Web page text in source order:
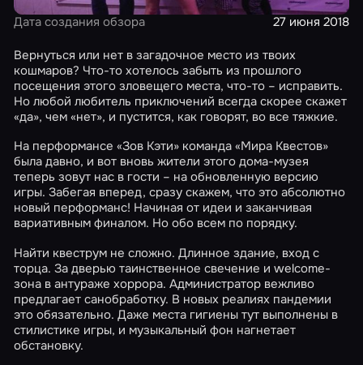
Дата создания обзора 27 июня 2018
Вернуться или нет в загадочное место из твоих
кошмаров? Что-то хотелось забыть из прошлого
посещения этого зловещего места, что-то – исправить.
Но любой любитель приключений всегда скорее скажет
«да», чем «нет», и пустится, как говорят, во все тяжкие.
На перформансе «Зов Кэти» команда «Мира Квестов»
была давно, и вот вновь жители этого дома-музея
теперь зовут нас в гости – на обновленную версию
игры. Забегая вперед, сразу скажем, что это абсолютно
новый перформанс! Начиная от идеи и заканчивая
вариативным финалом. Но обо всем по порядку.
Найти квеструм не сложно. Длинное здание, вход с
торца. За дверью таинственное свечение и welcome-
зона в антураже хоррора. Администратор вежливо
предлагает санобработку. В новых реалиях пандемии
это обязательно. Даже места гигиены тут выполнены в
стилистике игры, и музыкальный фон нагнетает
обстановку.